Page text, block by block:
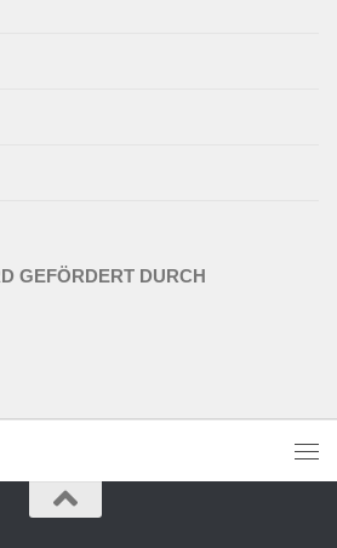
GEFÖRDERT DURCH